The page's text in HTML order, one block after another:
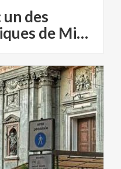
des
symboles historiques de Milan